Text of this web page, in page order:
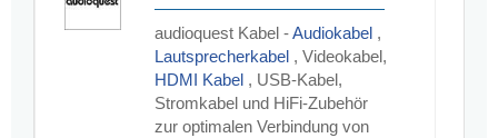
audioquest Kabel -Audiokabel ,
Lautsprecherkabel , Videokabel,
HDMI Kabel , USB-Kabel,
Stromkabel und HiFi-Zubehör
zur optimalen Verbindung von